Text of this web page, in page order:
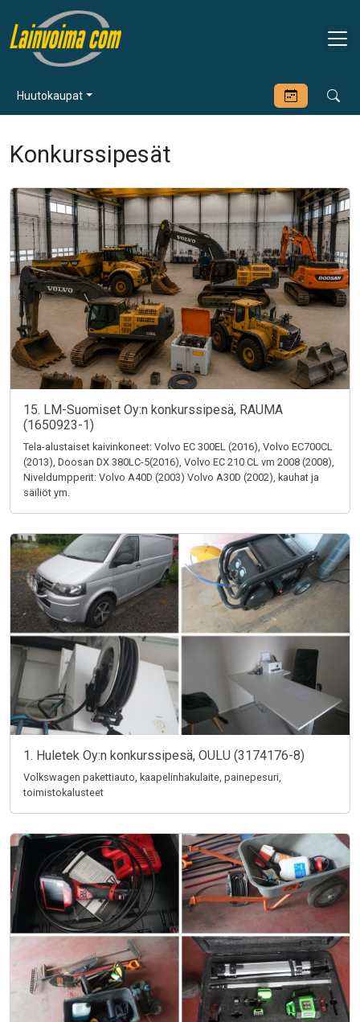
Huutokaupat
Konkurssipesät
15. LM-Suomiset Oy:n konkurssipesä, RAUMA
(1650923-1)
Tela-alustaiset kaivinkoneet: Volvo EC 300EL (2016), Volvo EC700CL
(2013), Doosan DX 380LC-5(2016), Volvo EC 210 CL vm 2008 (2008),
Niveldumpperit: Volvo A40D (2003) Volvo A30D (2002), kauhat ja
säiliöt ym.
1. Huletek Oy:n konkurssipesä, OULU (3174176-8)
Volkswagen pakettiauto, kaapelinhakulaite, painepesuri,
toimistokalusteet